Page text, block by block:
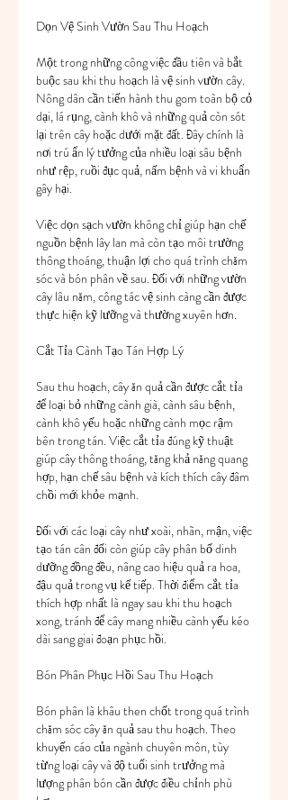
Dọn Vệ Sinh Vườn Sau Thu Hoạch
Một trong những công việc đầu tiên và bắt
buộc sau khi thu hoạch là vệ sinh vườn cây.
Nông dân cần tiến hành thu gom toàn bộ cỏ
dại, lá rụng, cành khô và những quả còn sót
lại trên cây hoặc dưới mặt đất. Đây chính là
nơi trú ẩn lý tưởng của nhiều loại sâu bệnh
như rệp, ruồi đục quả, nấm bệnh và vi khuẩn
gây hại.
Việc dọn sạch vườn không chỉ giúp hạn chế
nguồn bệnh lây lan mà còn tạo môi trường
thông thoáng, thuận lợi cho quá trình chăm
sóc và bón phân về sau. Đối với những vườn
cây lâu năm, công tác vệ sinh càng cần được
thực hiện kỹ lưỡng và thường xuyên hơn.
Cắt Tỉa Cành Tạo Tán Hợp Lý
Sau thu hoạch, cây ăn quả cần được cắt tỉa
để loại bỏ những cành già, cành sâu bệnh,
cành khô yếu hoặc những cành mọc rậm
bên trong tán. Việc cắt tỉa đúng kỹ thuật
giúp cây thông thoáng, tăng khả năng quang
hợp, hạn chế sâu bệnh và kích thích cây đâm
chồi mới khỏe mạnh.
Đối với các loại cây như xoài, nhãn, mận, việc
tạo tán cân đối còn giúp cây phân bố dinh
dưỡng đồng đều, nâng cao hiệu quả ra hoa,
đậu quả trong vụ kế tiếp. Thời điểm cắt tỉa
thích hợp nhất là ngay sau khi thu hoạch
xong, tránh để cây mang nhiều cành yếu kéo
dài sang giai đoạn phục hồi.
Bón Phân Phục Hồi Sau Thu Hoạch
Bón phân là khâu then chốt trong quá trình
chăm sóc cây ăn quả sau thu hoạch. Theo
khuyến cáo của ngành chuyên môn, tùy
từng loại cây và độ tuổi sinh trưởng mà
lượng phân bón cần được điều chỉnh phù